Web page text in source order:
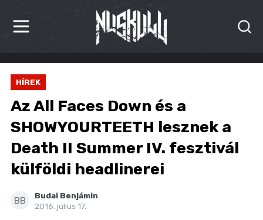
HÍREK
KRITIKÁK
BESZÁMOLÓK
INTERJÚK
PREMIEREK
KULT
HÍREK
Az All Faces Down és a
SHOWYOURTEETH lesznek a
Death II Summer IV. fesztivál
külföldi headlinerei
BB
Budai Benjámin
2016. július 17.